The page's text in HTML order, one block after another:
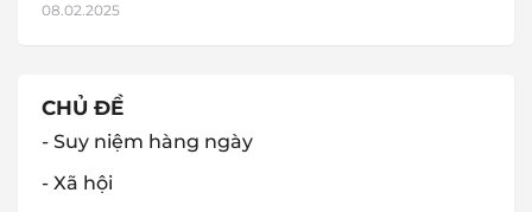
08.02.2025
CHỦ ĐỀ
- Suy niệm hàng ngày
- Xã hội